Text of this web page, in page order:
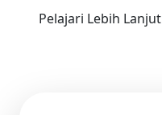
Pelajari Lebih Lanjut